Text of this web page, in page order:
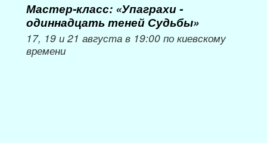
Мастер-класс: «Упаграхи -
одиннадцать теней Судьбы»
17, 19 и 21 августа в 19:00 по киевскому
времени